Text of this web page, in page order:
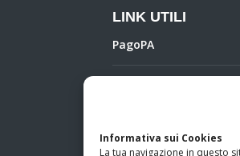
Informativa sui Cookies
La tua navigazione in questo
LINK UTILI
PagoPA